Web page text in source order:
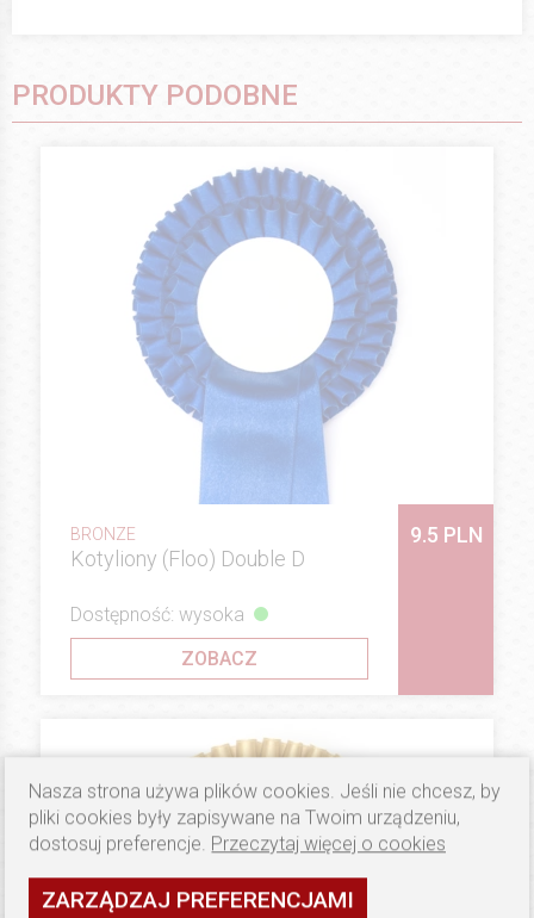
PRODUKTY PODOBNE
BRONZE
Kotyliony (Floo) Double D
9.5 PLN
Dostępność: wysoka
ZOBACZ
Nasza strona używa plików cookies. Jeśli nie chcesz, by
pliki cookies były zapisywane na Twoim urządzeniu,
dostosuj preferencje. Przeczytaj więcej o cookies
ZARZĄDZAJ PREFERENCJAMI